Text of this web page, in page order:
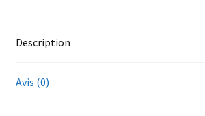
Description
Avis (0)